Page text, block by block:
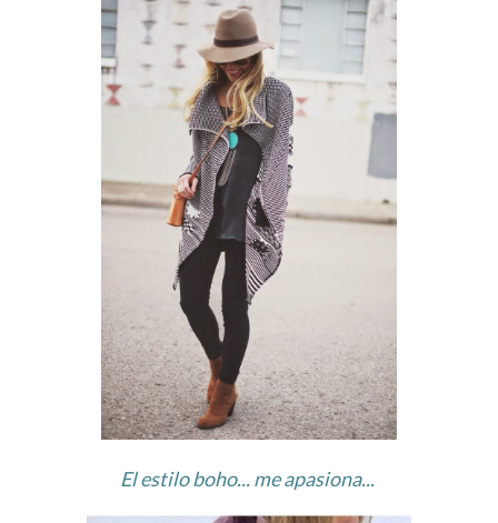
El estilo boho... me apasiona...